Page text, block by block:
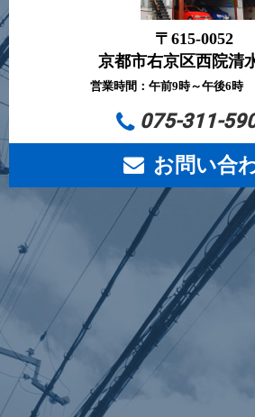
〒615-0052
京都市右京区西院清
営業時間：午前9時～午後6時
075-311-
お問い合